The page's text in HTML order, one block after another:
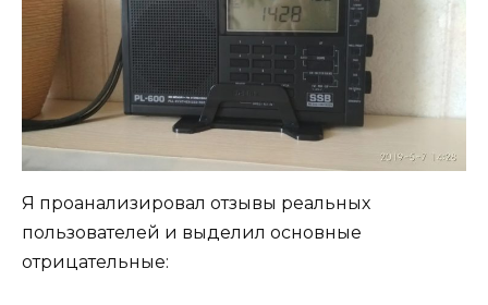
Я проанализировал отзывы реальных
пользователей и выделил основные
отрицательные: